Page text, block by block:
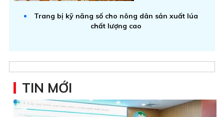
Trang bị kỹ năng số cho nông dân sản xuất lúa
chất lượng cao
TIN MỚI